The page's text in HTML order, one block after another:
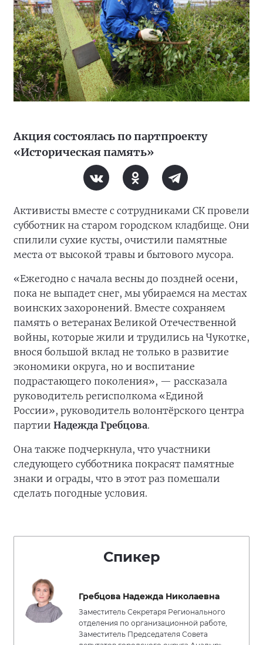
Акция состоялась по партпроекту
«Историческая память»
Активисты вместе с сотрудниками СК провели
субботник на старом городском кладбище. Они
спилили сухие кусты, очистили памятные
места от высокой травы и бытового мусора.
«Ежегодно с начала весны до поздней осени,
пока не выпадет снег, мы убираемся на местах
воинских захоронений. Вместе сохраняем
память о ветеранах Великой Отечественной
войны, которые жили и трудились на Чукотке,
внося большой вклад не только в развитие
экономики округа, но и воспитание
подрастающего поколения», — рассказала
руководитель регисполкома «Единой
России», руководитель волонтёрского центра
партии Надежда Гребцова.
Она также подчеркнула, что участники
следующего субботника покрасят памятные
знаки и ограды, что в этот раз помешали
сделать погодные условия.
Спикер
Гребцова Надежда Николаевна
Заместитель Секретаря Регионального
отделения по организационной работе,
Заместитель Председателя Совета